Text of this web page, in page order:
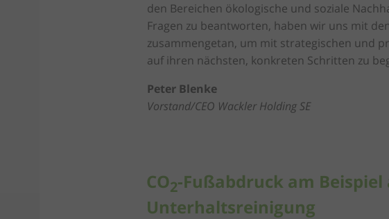
den Bereichen ökologische und soziale
Fragen zu beantworten, haben wir uns mit
zusammengetan, um mit strategischen und
auf ihren nächsten, konkreten Schritten zu
Peter Blenke
Vorstand/CEO Wackler Holding SE
CO2-Fußabdruck am
Unterhaltsreinigung